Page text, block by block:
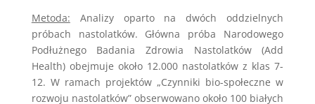
Metoda: Analizy oparto na dwóch oddzielnych
próbach nastolatków. Główna próba Narodowego
Podłużnego Badania Zdrowia Nastolatków (Add
Health) obejmuje około 12.000 nastolatków z klas 7-
12. W ramach projektów „Czynniki bio-społeczne w
rozwoju nastolatków” obserwowano około 100 białych